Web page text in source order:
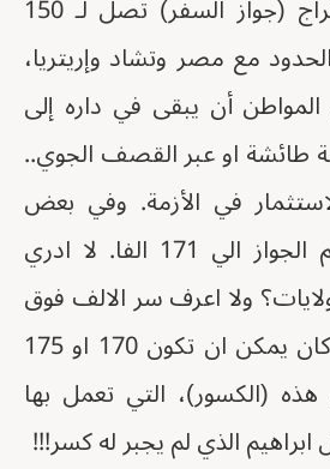
يجعلوا رسوم استخراج (جواز السفر) تصل لـ 150
مع مصر وتشاد وإريتريا،
أن يبقى في داره إلى
او عبر القصف الجوي..
في الأزمة. وفي بعض
الولايات وصل رسم الجواز الي 171 الفا. لا ادري
ولا اعرف سر الالف فوق
الـ 170 الف جنيه. كان يمكن ان تكون 170 او 175
(الكسور)، التي تعمل بها
ابراهيم الذي لم يجبر له كسر!!!